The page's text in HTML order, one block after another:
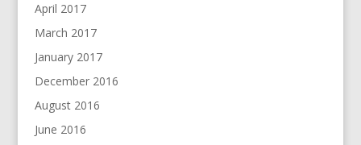
April 2017
March 2017
January 2017
December 2016
August 2016
June 2016